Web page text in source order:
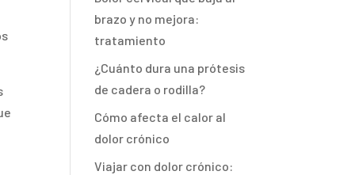
brazo y no mejora:
tratamiento
¿Cuánto dura una prótesis
de cadera o rodilla?
Cómo afecta el calor al
dolor crónico
Viajar con dolor crónico: